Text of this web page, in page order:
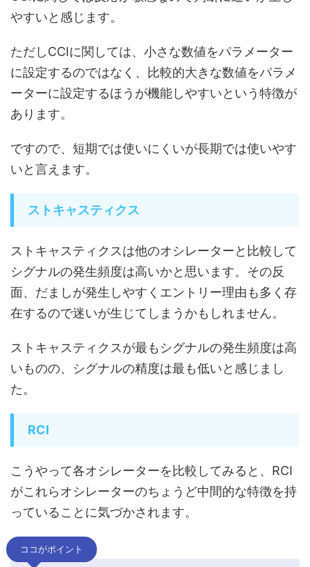
やすいと感じます。
ただしCCIに関しては、小さな数値をパラメーター
に設定するのではなく、比較的大きな数値をパラメ
ーターに設定するほうが機能しやすいという特徴が
あります。
ですので、 短期では使いにくいが長期では使いやす
いと言えます。
ストキャスティクス
ストキャスティクスは他のオシレーターと比較して
シグナルの発生頻度は高いかと思います。その反
面、だましが発生しやすくエントリー理由も多く存
在するので迷いが生じてしまうかもしれません。
ストキャスティクスが最もシグナルの発生頻度は高
いものの、シグナルの精度は最も低いと感じまし
た。
RCI
こうやって各オシレーターを比較してみると、 RCI
がこれらオシレーターのちょうど中間的な特徴を持
っていることに気づかされます。
ココがポイント